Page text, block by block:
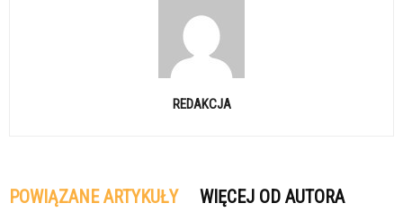
REDAKCJA
POWIĄZANE ARTYKUŁY WIĘCEJ OD AUTORA